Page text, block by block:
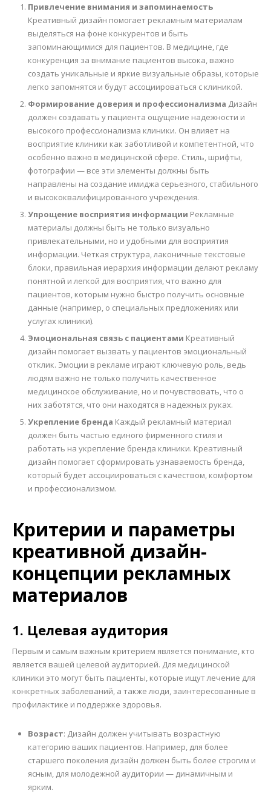
Привлечение внимания и запоминаемость
Креативный дизайн помогает рекламным материалам
выделяться на фоне конкурентов и быть
запоминающимися для пациентов. В медицине, где
конкуренция за внимание пациентов высока, важно
создать уникальные и яркие визуальные образы, которые
легко запомнятся и будут ассоциироваться с клиникой.
Формирование доверия и профессионализма Дизайн
должен создавать у пациента ощущение надежности и
высокого профессионализма клиники. Он влияет на
восприятие клиники как заботливой и компетентной, что
особенно важно в медицинской сфере. Стиль, шрифты,
фотографии — все эти элементы должны быть
направлены на создание имиджа серьезного, стабильного
и высококвалифицированного учреждения.
Упрощение восприятия информации Рекламные
материалы должны быть не только визуально
привлекательными, но и удобными для восприятия
информации. Четкая структура, лаконичные текстовые
блоки, правильная иерархия информации делают рекламу
понятной и легкой для восприятия, что важно для
пациентов, которым нужно быстро получить основные
данные (например, о специальных предложениях или
услугах клиники).
Эмоциональная связь с пациентами Креативный
дизайн помогает вызвать у пациентов эмоциональный
отклик. Эмоции в рекламе играют ключевую роль, ведь
людям важно не только получить качественное
медицинское обслуживание, но и почувствовать, что о
них заботятся, что они находятся в надежных руках.
Укрепление бренда Каждый рекламный материал
должен быть частью единого фирменного стиля и
работать на укрепление бренда клиники. Креативный
дизайн помогает сформировать узнаваемость бренда,
который будет ассоциироваться с качеством, комфортом
и профессионализмом.
Критерии и параметры
креативной дизайн-
концепции рекламных
материалов
1. Целевая аудитория
Первым и самым важным критерием является понимание, кто
является вашей целевой аудиторией. Для медицинской
клиники это могут быть пациенты, которые ищут лечение для
конкретных заболеваний, а также люди, заинтересованные в
профилактике и поддержке здоровья.
Возраст: Дизайн должен учитывать возрастную
категорию ваших пациентов. Например, для более
старшего поколения дизайн должен быть более строгим и
ясным, для молодежной аудитории — динамичным и
ярким.